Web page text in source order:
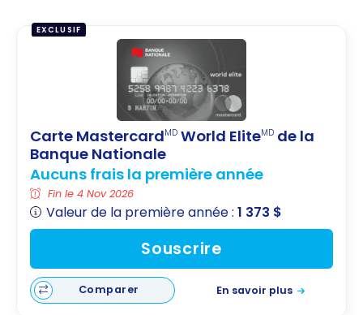
EXCLUSIF
Carte MastercardMD World EliteMD de la
Banque Nationale
Aucuns frais la première année
Fin le 4 Nov 2026
Valeur de la première année :1 373 $
Souscrire
Comparer En savoir plus